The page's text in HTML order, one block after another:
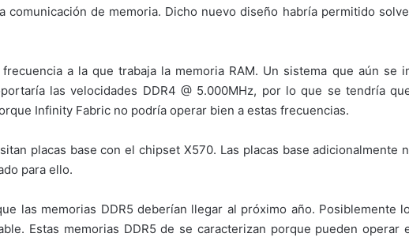
de memoria. Dicho nuevo diseño habría permitido
a la que trabaja la memoria RAM. Un sistema que aún se
las velocidades DDR4 @ 5.000MHz, por lo que se tendría
Infinity Fabric no podría operar bien a estas frecuencias.
placas base con el chipset X570. Las placas base adicionalmente
para ello.
las memorias DDR5 deberían llegar al próximo año. Posiblemente
Estas memorias DDR5 de se caracterizan porque pueden operar